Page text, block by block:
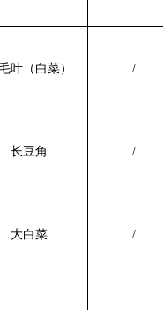
叶（白菜） /
长豆角 /
大白菜 /